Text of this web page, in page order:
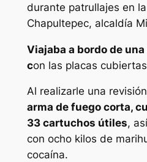
durante patrullajes en
Chapultepec, alcaldía
Viajaba a bordo de
con las placas
Al realizarle una
arma de fuego corta,
33 cartuchos útiles,
con ocho kilos de
cocaína.